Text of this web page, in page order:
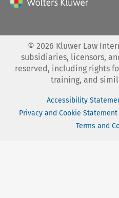
© 2026 Kluwer Law
subsidiaries, licensors,
reserved, including rights
training, and
Accessibility
Privacy and Cookie Statement
Terms and